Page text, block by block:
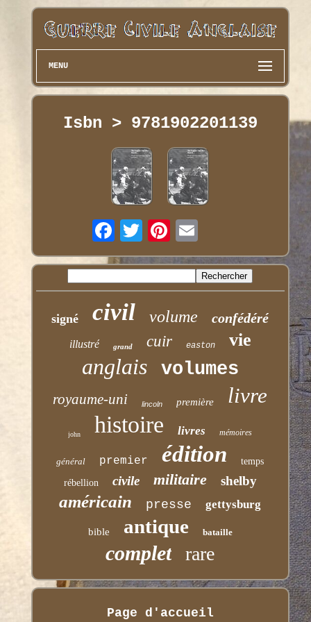
MENU
Isbn > 9781902201139
signé civil volume confédéré
illustré grand cuir easton vie
anglais volumes
royaume-uni lincoln première livre
john histoire livres mémoires
général premier édition temps
rébellion civile militaire shelby
américain presse gettysburg
bible antique bataille
complet rare
Page d'accueil